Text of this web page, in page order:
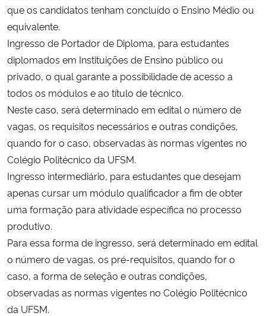
Ministério da Ciência, Tecnologia, Inovações e Comunicações
Ministério do Meio Ambiente
Ministério do Turismo
Ministério do Desenvolvimento Regional
Controladoria-Geral da União
Ministério da Mulher, da Família e dos Direitos Humanos
Secretaria-Geral
Secretaria de Governo
Gabinete de Segurança Institucional
Advocacia-Geral da União
que os candidatos tenham concluído o Ensino Médio ou
equivalente.
Ingresso de Portador de Diploma, para estudantes
diplomados em Instituições de Ensino público ou
privado, o qual garante a possibilidade de acesso a
todos os módulos e ao título de técnico.
Neste caso, será determinado em edital o número de
vagas, os requisitos necessários e outras condições,
quando for o caso, observadas às normas vigentes no
Colégio Politécnico da UFSM.
Ingresso intermediário, para estudantes que desejam
apenas cursar um módulo qualificador a fim de obter
uma formação para atividade específica no processo
produtivo.
Para essa forma de ingresso, será determinado em edital
o número de vagas, os pré-requisitos, quando for o
caso, a forma de seleção e outras condições,
observadas as normas vigentes no Colégio Politécnico
da UFSM.